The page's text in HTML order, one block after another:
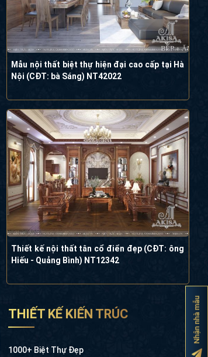
Mẫu nội thất biệt thự hiện đại cao cấp tại Hà
Nội (CĐT: bà Sáng) NT42022
Thiết kế nội thất tân cổ điển đẹp (CĐT: ông
Hiếu - Quảng Bình) NT12342
THIẾT KẾ KIẾN TRÚC
1000+ Biệt Thự Đẹp
Nhận nhà mẫu